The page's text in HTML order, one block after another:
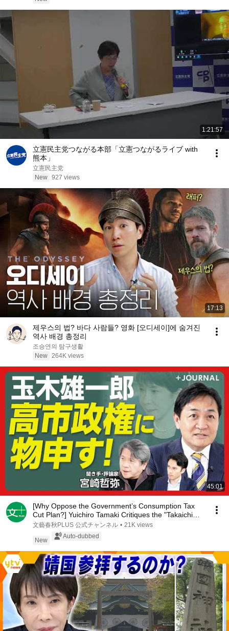
1:21:57
立憲民主党つながる本部「立憲つながるライブ with
熊本」
立憲民主党
New 927 views
17:13
제우스의 법? 바다 사람들? 영화 [오디세이]에 숨겨진
역사 배경 총정리
조승연의 탐구생활
New 264K views
45:01
[Why Oppose the Government’s Consumption Tax
Cut Plan?] Yuichiro Tamaki Critiques the "Takaichi
A...
文藝春秋PLUS 公式チャンネル • 21K views
New
Auto-dubbed